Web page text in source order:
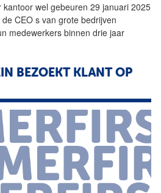
kantoor wel gebeuren 29 januari 2025
CEO s van grote bedrijven
medewerkers binnen drie jaar
BEZOEKT KLANT OP